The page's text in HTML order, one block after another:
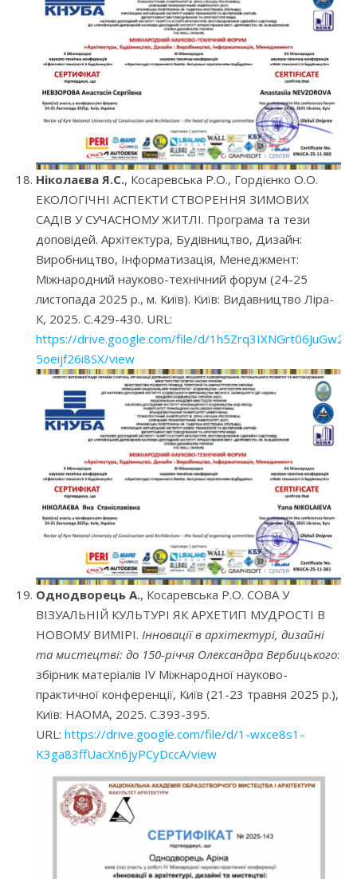
Ніколаєва Я.С., Косаревська Р.О., Гордієнко О.О.
ЕКОЛОГІЧНІ АСПЕКТИ СТВОРЕННЯ ЗИМОВИХ
САДІВ У СУЧАСНОМУ ЖИТЛІ. Програма та тези
доповідей. Архітектура, Будівництво, Дизайн:
Виробництво, Інформатизація, Менеджмент:
Міжнародний науково-технічний форум (24-25
листопада 2025 р., м. Київ). Київ: Видавництво Ліра-
К, 2025. С.429-430. URL:
https://drive.google.com/file/d/1h5Zrq3IXNGrt06JuGw2-
5oeijf26i8SX/view
Однодворець А., Косаревська Р.О. СОВА У
ВІЗУАЛЬНІЙ КУЛЬТУРІ ЯК АРХЕТИП МУДРОСТІ В
НОВОМУ ВИМІРІ. Інновації в архітектурі, дизайні
та мистецтві: до 150-річчя Олександра Вербицького:
збірник матеріалів IV Міжнародної науково-
практичної конференції, Київ (21-23 травня 2025 р.),
Київ: НАОМА, 2025. С.393-395.
URL: https://drive.google.com/file/d/1-wxce8s1-
K3ga83ffUacXn6jyPCyDccA/view